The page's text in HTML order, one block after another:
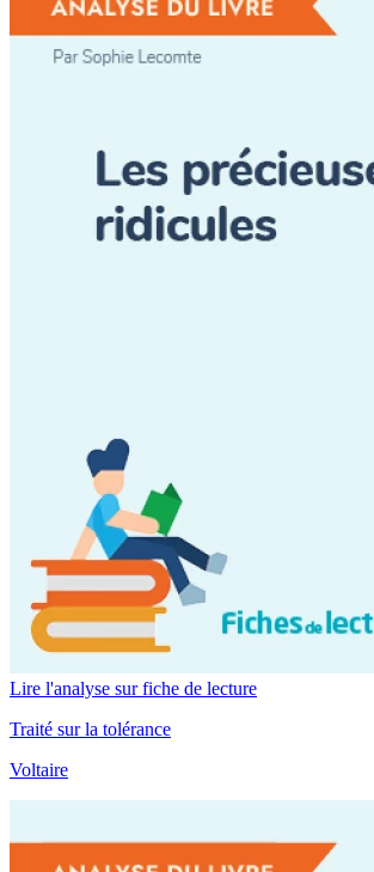
Lire l'analyse sur fiche de lecture
Traité sur la tolérance
Voltaire